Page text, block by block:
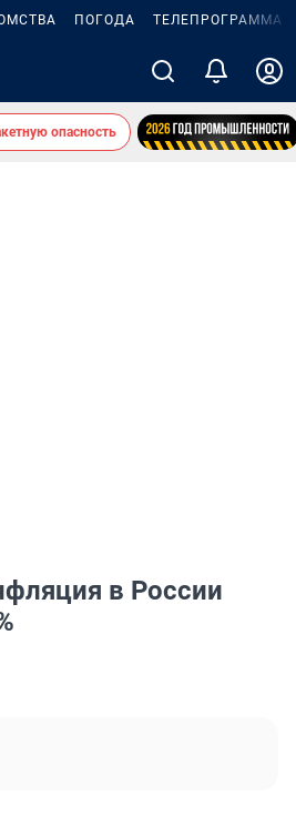
ПОГОДА ТЕЛЕПРОГРАММА
опасность
в России